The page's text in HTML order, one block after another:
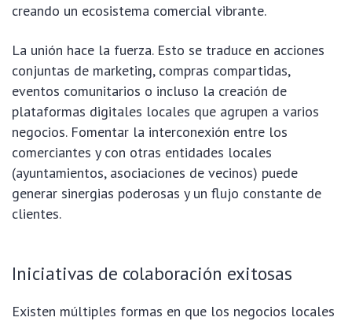
creando un ecosistema comercial vibrante.
La unión hace la fuerza. Esto se traduce en acciones
conjuntas de marketing, compras compartidas,
eventos comunitarios o incluso la creación de
plataformas digitales locales que agrupen a varios
negocios. Fomentar la interconexión entre los
comerciantes y con otras entidades locales
(ayuntamientos, asociaciones de vecinos) puede
generar sinergias poderosas y un flujo constante de
clientes.
Iniciativas de colaboración exitosas
Existen múltiples formas en que los negocios locales